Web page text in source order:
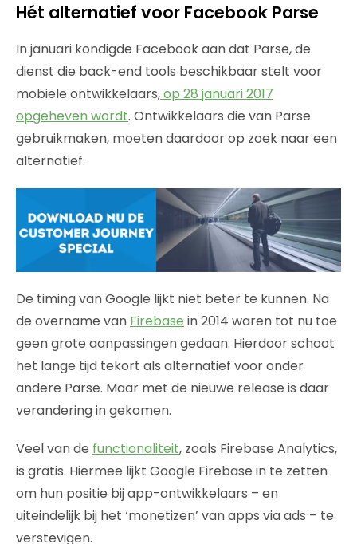
Hét alternatief voor Facebook Parse
In januari kondigde Facebook aan dat Parse, de
dienst die back-end tools beschikbaar stelt voor
mobiele ontwikkelaars,op 28 januari 2017
opgeheven wordt. Ontwikkelaars die van Parse
gebruikmaken, moeten daardoor op zoek naar een
alternatief.
De timing van Google lijkt niet beter te kunnen. Na
de overname van Firebase in 2014 waren tot nu toe
geen grote aanpassingen gedaan. Hierdoor schoot
het lange tijd tekort als alternatief voor onder
andere Parse. Maar met de nieuwe release is daar
verandering in gekomen.
Veel van de functionaliteit, zoals Firebase Analytics,
is gratis. Hiermee lijkt Google Firebase in te zetten
om hun positie bij app-ontwikkelaars – en
uiteindelijk bij het ‘monetizen’ van apps via ads – te
verstevigen.